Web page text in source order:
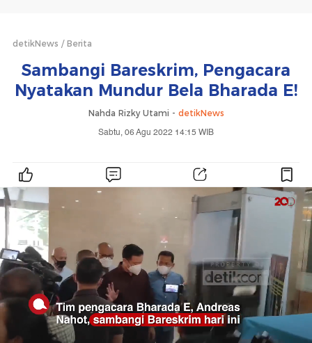
detikNews Berita
Sambangi Bareskrim, Pengacara
Nyatakan Mundur Bela Bharada E!
Nahda Rizky Utami - detikNews
Sabtu, 06 Agu 2022 14:15 WIB